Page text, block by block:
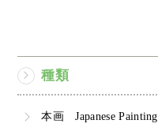
種類
本画 Japanese Painting